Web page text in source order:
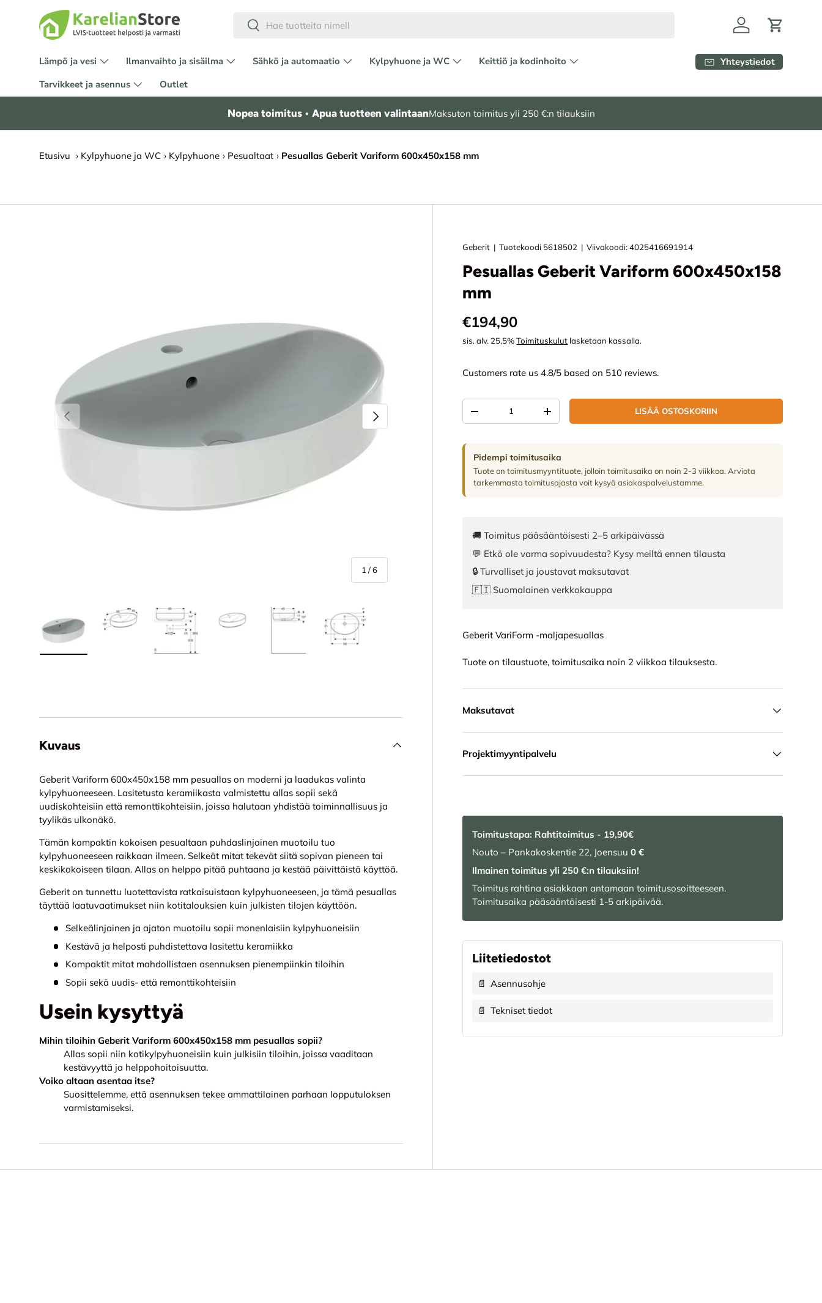
HYPPÄÄ SISÄLTÖÖN Etsi
KirjauduOstoskori
Lämpö ja vesi Ilmanvaihto ja sisäilma Sähkö ja automaatio Kylpyhuone ja WC
Keittiö ja kodinhoito
Tarvikkeet ja asennus
Outlet
Yhteystiedot
Nopea toimitus • Apua tuotteen valintaanMaksuton toimitus yli 250 €:n tilauksiin
Etusivu › Kylpyhuone ja WC › Kylpyhuone › Pesualtaat › Pesuallas Geberit Variform 600x450x158 mm
EDELLINEN
1 //6
SEURAAVA
Geberit |Tuotekoodi 5618502 |Viivakoodi: 4025416691914
Pesuallas Geberit Variform 600x450x158
mm
Normaali hinta
€194,90
sis. alv. 25,5%Toimituskulut lasketaan kassalla.
Customers rate us 4.8/5 based on 510 reviews.
VÄHENNÄ MÄÄRÄÄLISÄÄ MÄÄRÄÄ LISÄÄ OSTOSKORIIN
Pidempi toimitusaika
Tuote on toimitusmyyntituote, jolloin toimitusaika on noin 2-3 viikkoa. Arviota
tarkemmasta toimitusajasta voit kysyä asiakaspalvelustamme.
🚚 Toimitus pääsääntöisesti 2–5 arkipäivässä
💬 Etkö ole varma sopivuudesta? Kysy meiltä ennen tilausta
🔒 Turvalliset ja joustavat maksutavat
🇫🇮 Suomalainen verkkokauppa
Geberit VariForm -maljapesuallas
Tuote on tilaustuote, toimitusaika noin 2 viikkoa tilauksesta.
Maksutavat
Projektimyyntipalvelu
Toimitustapa: Rahtitoimitus - 19,90€
Nouto – Pankakoskentie 22, Joensuu0 €
Ilmainen toimitus yli 250 €:n tilauksiin!
Toimitus rahtina asiakkaan antamaan toimitusosoitteeseen.
Toimitusaika pääsääntöisesti 1-5 arkipäivää.
Liitetiedostot
📄 Asennusohje
📄 Tekniset tiedot
Kuvaus
Geberit Variform 600x450x158 mm pesuallas on moderni ja laadukas valinta
kylpyhuoneeseen. Lasitetusta keramiikasta valmistettu allas sopii sekä
uudiskohteisiin että remonttikohteisiin, joissa halutaan yhdistää toiminnallisuus ja
tyylikäs ulkonäkö.
Tämän kompaktin kokoisen pesualtaan puhdaslinjainen muotoilu tuo
kylpyhuoneeseen raikkaan ilmeen. Selkeät mitat tekevät siitä sopivan pieneen tai
keskikokoiseen tilaan. Allas on helppo pitää puhtaana ja kestää päivittäistä käyttöä.
Geberit on tunnettu luotettavista ratkaisuistaan kylpyhuoneeseen, ja tämä pesuallas
täyttää laatuvaatimukset niin kotitalouksien kuin julkisten tilojen käyttöön.
Selkeälinjainen ja ajaton muotoilu sopii monenlaisiin kylpyhuoneisiin
Kestävä ja helposti puhdistettava lasitettu keramiikka
Kompaktit mitat mahdollistaen asennuksen pienempiinkin tiloihin
Sopii sekä uudis- että remonttikohteisiin
Usein kysyttyä
Mihin tiloihin Geberit Variform 600x450x158 mm pesuallas sopii?
Allas sopii niin kotikylpyhuoneisiin kuin julkisiin tiloihin, joissa vaaditaan
kestävyyttä ja helppohoitoisuutta.
Voiko altaan asentaa itse?
Suosittelemme, että asennuksen tekee ammattilainen parhaan lopputuloksen
varmistamiseksi.